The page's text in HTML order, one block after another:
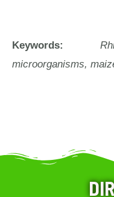
Keywords:
microorganisms,